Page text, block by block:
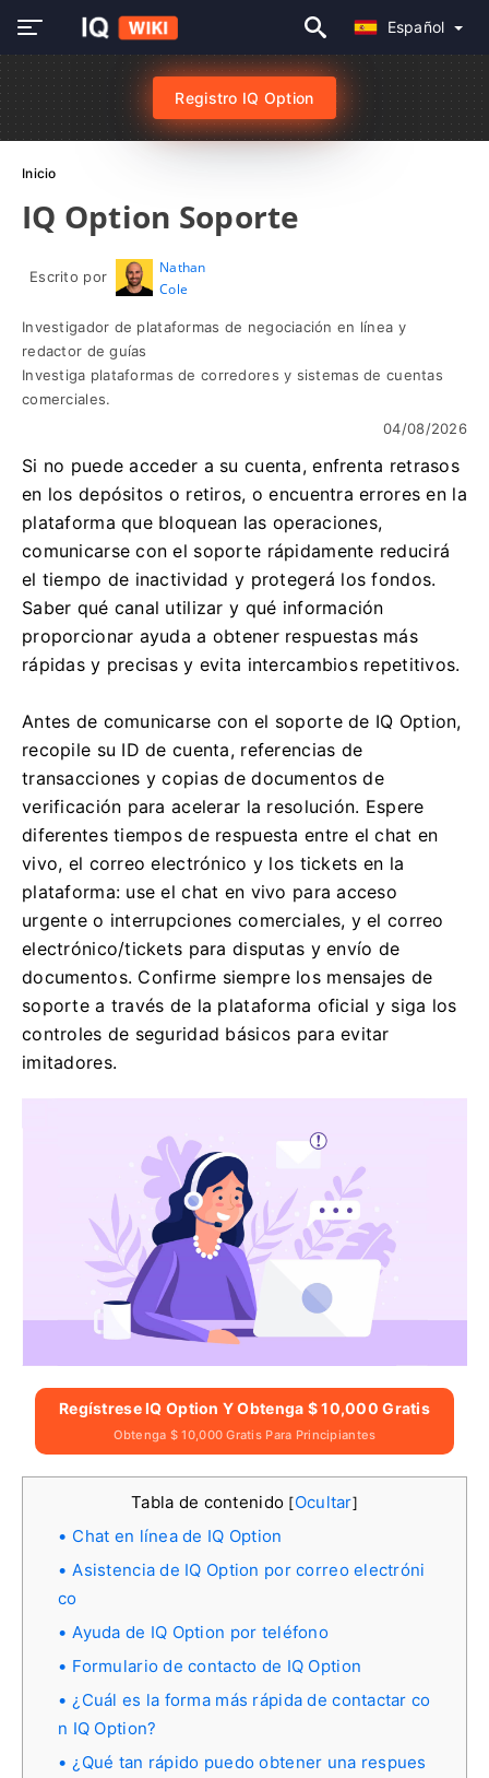
Español
Registro IQ Option
Inicio
IQ Option Soporte
Escrito por
Nathan
Cole
Investigador de plataformas de negociación en línea y
redactor de guías
Investiga plataformas de corredores y sistemas de cuentas
comerciales.
04/08/2026
Si no puede acceder a su cuenta, enfrenta retrasos
en los depósitos o retiros, o encuentra errores en la
plataforma que bloquean las operaciones,
comunicarse con el soporte rápidamente reducirá
el tiempo de inactividad y protegerá los fondos.
Saber qué canal utilizar y qué información
proporcionar ayuda a obtener respuestas más
rápidas y precisas y evita intercambios repetitivos.
Antes de comunicarse con el soporte de IQ Option,
recopile su ID de cuenta, referencias de
transacciones y copias de documentos de
verificación para acelerar la resolución. Espere
diferentes tiempos de respuesta entre el chat en
vivo, el correo electrónico y los tickets en la
plataforma: use el chat en vivo para acceso
urgente o interrupciones comerciales, y el correo
electrónico/tickets para disputas y envío de
documentos. Confirme siempre los mensajes de
soporte a través de la plataforma oficial y siga los
controles de seguridad básicos para evitar
imitadores.
Regístrese IQ Option Y Obtenga $ 10,000 Gratis
Obtenga $ 10,000 Gratis Para Principiantes
Tabla de contenido [Ocultar]
Chat en línea de IQ Option
Asistencia de IQ Option por correo electróni
co
Ayuda de IQ Option por teléfono
Formulario de contacto de IQ Option
¿Cuál es la forma más rápida de contactar co
n IQ Option?
¿Qué tan rápido puedo obtener una respues